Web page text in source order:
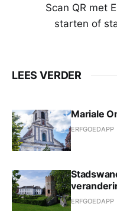
Scan QR met
starten of
LEES VERDER
Mariale
ERFGOEDAPP
ERFGOEDAPP